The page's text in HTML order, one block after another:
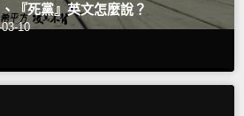
『死黨』英文怎麼說？
10